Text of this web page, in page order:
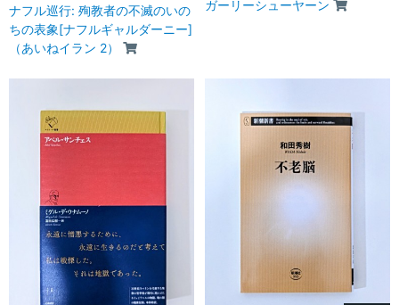
ナフル巡行: 殉教者の不滅のいの
ちの表象[ナフルギャルダーニー]
（あいねイラン 2）
ガーリーシューヤーン